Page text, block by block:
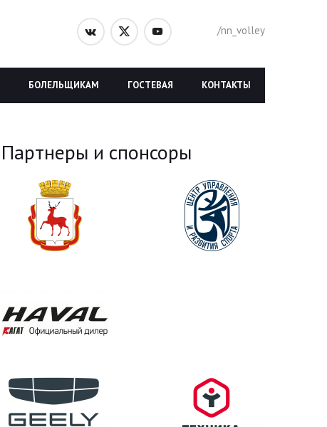
/nn_volley
КОНТАКТЫ
ГОСТЕВАЯ
БОЛЕЛЬЩИКАМ
Партнеры и спонсоры